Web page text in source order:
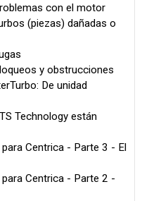
con el motor
(piezas) dañadas o
y obstrucciones
De unidad
Technology están
Centrica - Parte 3 - El
Centrica - Parte 2 -